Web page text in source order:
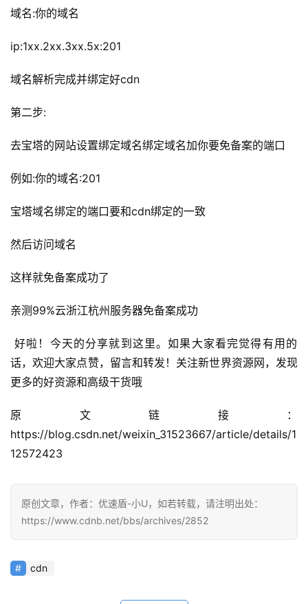
域名:你的域名
ip:1xx.2xx.3xx.5x:201
域名解析完成并绑定好cdn
第二步:
去宝塔的网站设置绑定域名绑定域名加你要免备案的端口
例如:你的域名:201
宝塔域名绑定的端口要和cdn绑定的一致
然后访问域名
这样就免备案成功了
亲测99%云浙江杭州服务器免备案成功
好啦！今天的分享就到这里。如果大家看完觉得有用的
话，欢迎大家点赞，留言和转发！关注新世界资源网，发现
更多的好资源和高级干货哦
原文链接：
https://blog.csdn.net/weixin_31523667/article/details/1
12572423
原创文章，作者：优速盾-小U，如若转载，请注明出处：
https://www.cdnb.net/bbs/archives/2852
cdn